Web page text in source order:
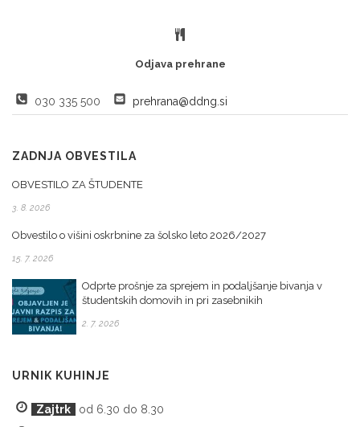
Odjava prehrane
030 335 500 prehrana@ddng.si
ZADNJA OBVESTILA
OBVESTILO ZA ŠTUDENTE
3. 8. 2026
Obvestilo o višini oskrbnine za šolsko leto 2026/2027
15. 7. 2026
Odprte prošnje za sprejem in podaljšanje bivanja v
študentskih domovih in pri zasebnikih
2. 7. 2026
URNIK KUHINJE
Zajtrk
od 6.30 do 8.30